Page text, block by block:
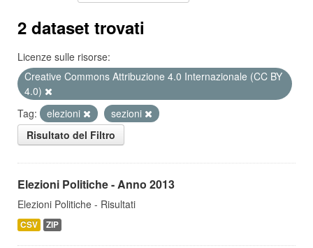
2 dataset trovati
Licenze sulle risorse:
Creative Commons Attribuzione 4.0 Internazionale (CC BY
4.0)
Tag:
elezioni
sezioni
Risultato del Filtro
Elezioni Politiche - Anno 2013
Elezioni Politiche - Risultati
CSV ZIP